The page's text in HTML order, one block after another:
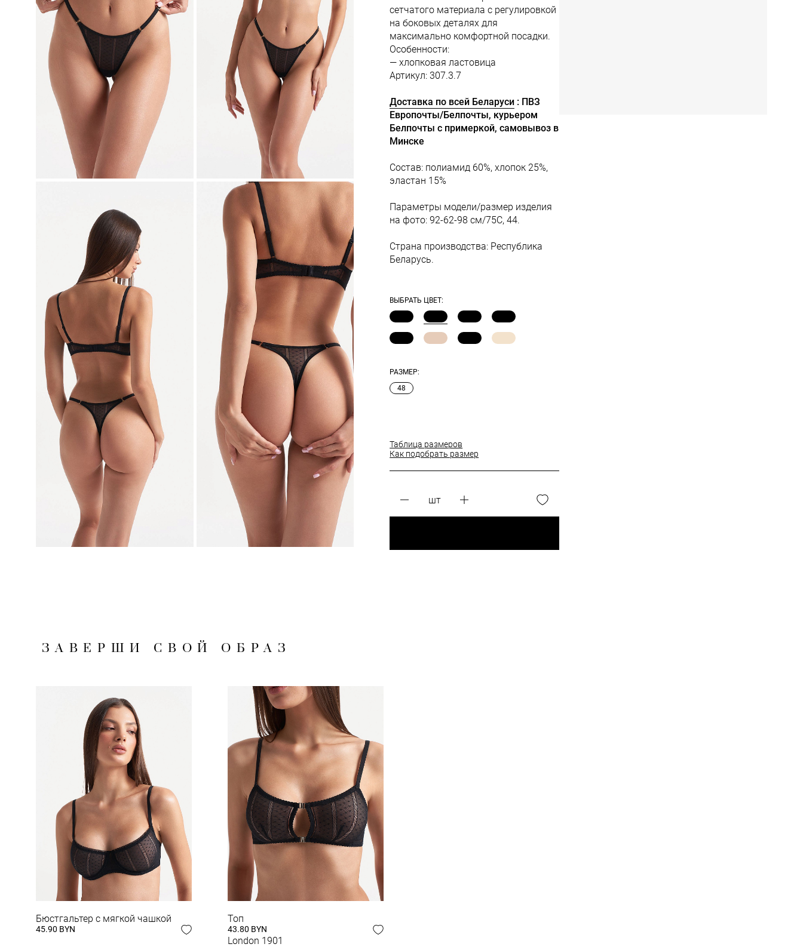
сетчатого материала с регулировкой
на боковых деталях для
максимально комфортной посадки.
Особенности:
— хлопковая ластовица
Артикул: 307.3.7
Доставка по всей Беларуси : ПВЗ
Европочты/Белпочты, курьером
Белпочты с примеркой, самовывоз в
Минске
Состав: полиамид 60%, хлопок 25%,
эластан 15%
Параметры модели/размер изделия
на фото: 92-62-98 см/75С, 44.
Страна производства: Республика
Беларусь.
ВЫБРАТЬ ЦВЕТ:
РАЗМЕР:
48
Таблица размеров
Как подобрать размер
шт
ЗАВЕРШИ СВОЙ ОБРАЗ
Бюстгальтер с мягкой чашкой
45.90 BYN
Топ
43.80 BYN
London 1901